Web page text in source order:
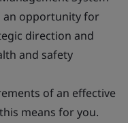
an opportunity for
direction and
and safety
of an effective
means for you.